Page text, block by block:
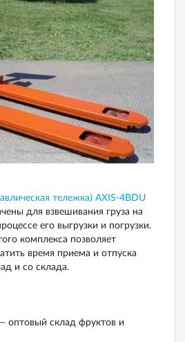
тележка) AXIS-4BDU
для взвешивания груза на
его выгрузки и погрузки.
комплекса позволяет
время приема и отпуска
и со склада.
оптовый склад фруктов и